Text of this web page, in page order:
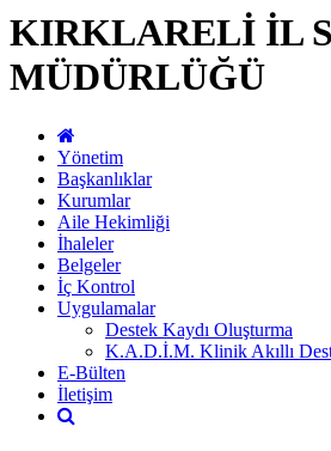
KIRKLARELİ İL
MÜDÜRLÜĞÜ
Yönetim
Başkanlıklar
Kurumlar
Aile Hekimliği
İhaleler
Belgeler
İç Kontrol
Uygulamalar
Destek Kaydı Oluşturma
K.A.D.İ.M. Klinik Akıllı
E-Bülten
İletişim